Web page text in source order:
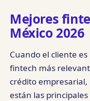
Mejores
México 2026
Cuando el cliente
fintech más
crédito
están las